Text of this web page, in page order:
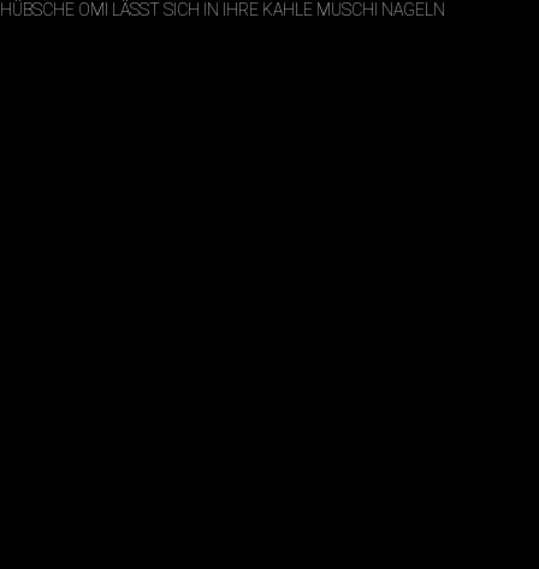
HÜBSCHE OMI LÄSST SICH IN IHRE KAHLE MUSCHI NAGELN